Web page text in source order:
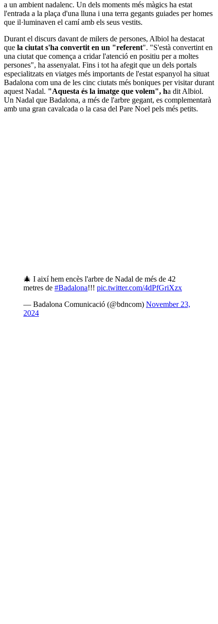
a un ambient nadalenc. Un dels moments més màgics ha estat
l'entrada a la plaça d'una lluna i una terra gegants guiades per homes
que il·luminaven el camí amb els seus vestits.
Durant el discurs davant de milers de persones, Albiol ha destacat
que la ciutat s'ha convertit en un "referent". "S'està convertint en
una ciutat que comença a cridar l'atenció en positiu per a moltes
persones", ha assenyalat. Fins i tot ha afegit que un dels portals
especialitzats en viatges més importants de l'estat espanyol ha situat
Badalona com una de les cinc ciutats més boniques per visitar durant
aquest Nadal. "Aquesta és la imatge que volem", ha dit Albiol.
Un Nadal que Badalona, a més de l'arbre gegant, es complementarà
amb una gran cavalcada o la casa del Pare Noel pels més petits.
🎄 I així hem encès l'arbre de Nadal de més de 42
metres de #Badalona!!! pic.twitter.com/4dPfGriXzx
— Badalona Comunicació (@bdncom) November 23,
2024